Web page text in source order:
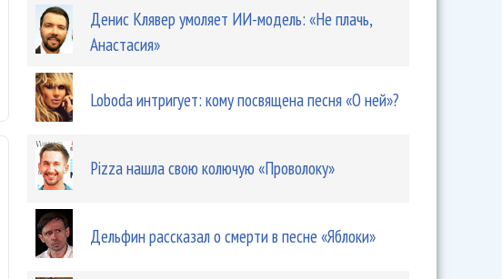
о Алла Пугачева выпустит новую программу весной будущего года.
Прощальную программу
Денис Клявер умоляет ИИ-модель: «Не плачь,
Анастасия»
Loboda интригует: кому посвящена песня «О ней»?
Pizza нашла свою колючую «Проволоку»
Дельфин рассказал о смерти в песне «Яблоки»